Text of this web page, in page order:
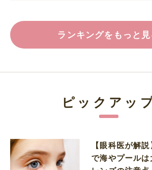
ランキングをもっと見
ピックアッ
【眼科医が解
で海やプール